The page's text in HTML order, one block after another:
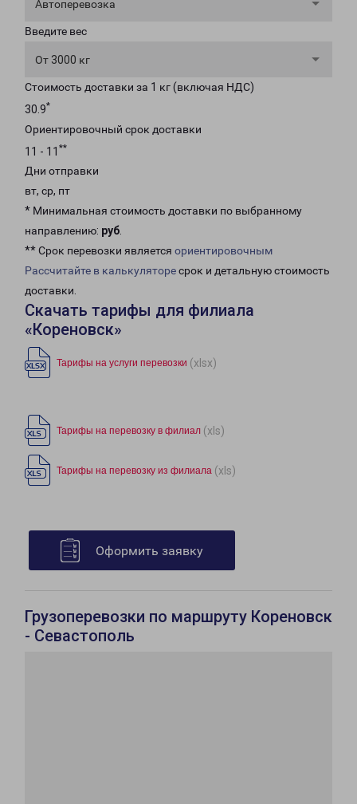
Автоперевозка
Введите вес
От 3000 кг
Стоимость доставки за 1 кг (включая НДС)
30.9*
Ориентировочный срок доставки
11 - 11 **
Дни отправки
вт, ср, пт
* Минимальная стоимость доставки по выбранному
направлению: руб.
** Срок перевозки является ориентировочным
Рассчитайте в калькуляторесрок и детальную стоимость
доставки.
Скачать тарифы для филиала
«Кореновск»
Тарифы на услуги перевозки (xlsx)
Тарифы на перевозку в филиал (xls)
Тарифы на перевозку из филиала (xls)
Оформить заявку
Грузоперевозки по маршруту Кореновск
- Севастополь